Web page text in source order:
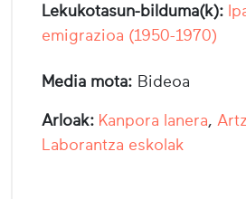
Lekukotasun-bilduma(k):
emigrazioa (1950-1970)
Media mota: Bideoa
Arloak: Kanpora lanera,
Laborantza eskolak